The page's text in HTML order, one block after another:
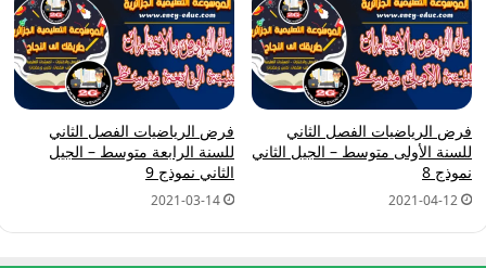
فرض الرياضيات الفصل الثاني
للسنة الأولى متوسط – الجيل الثاني
نموذج 8
2021-04-12
فرض الرياضيات الفصل الثاني
للسنة الرابعة متوسط – الجيل
الثاني نموذج 9
2021-03-14